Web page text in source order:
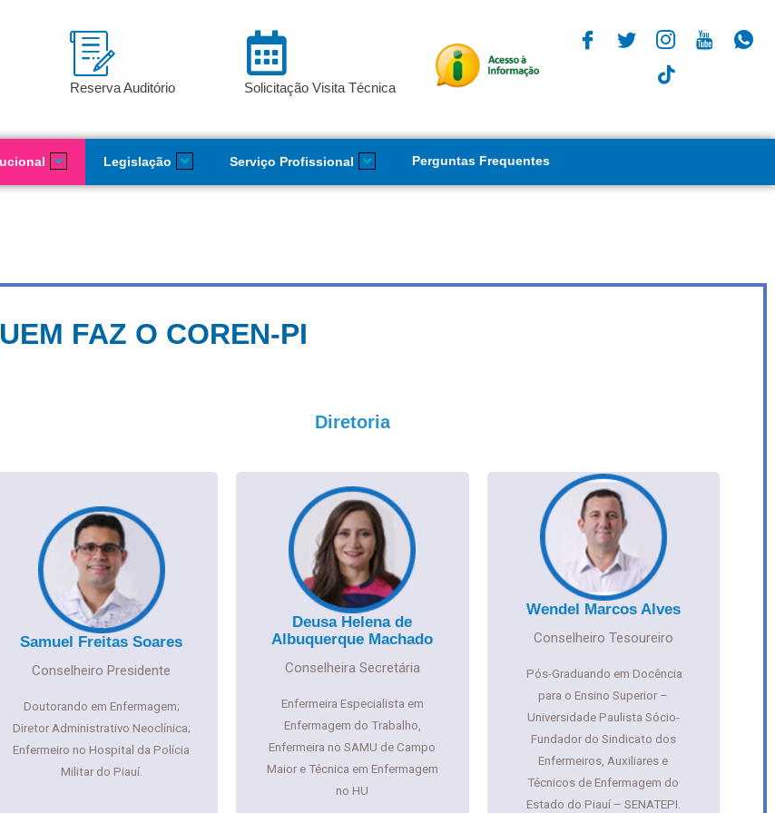
Reserva Auditório Solicitação Visita Técnica
Legislação Serviço Profissional Perguntas Frequentes
FAZ O COREN-PI
Diretoria
Samuel Freitas Soares
Conselheiro Presidente
Doutorando em Enfermagem;
Diretor Administrativo Neoclínica;
Enfermeiro no Hospital da Polícia
Militar do Piauí.
Deusa Helena de
Albuquerque Machado
Conselheira Secretária
Enfermeira Especialista em
Enfermagem do Trabalho,
Enfermeira no SAMU de Campo
Maior e Técnica em Enfermagem
no HU
Wendel Marcos Alves
Conselheiro Tesoureiro
Pós-Graduando em Docência
para o Ensino Superior –
Universidade Paulista Sócio-
Fundador do Sindicato dos
Enfermeiros, Auxiliares e
Técnicos de Enfermagem do
Estado do Piauí – SENATEPI.